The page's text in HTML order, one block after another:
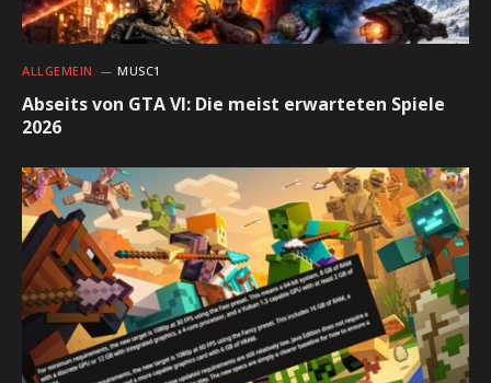
ALLGEMEIN MUSC1
Abseits von GTA VI: Die meist erwarteten Spiele
2026